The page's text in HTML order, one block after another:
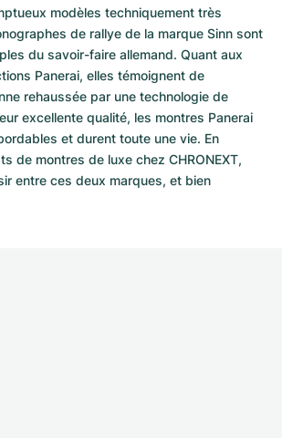
modèles techniquement très
de rallye de la marque Sinn sont
du savoir-faire allemand. Quant aux
Panerai, elles témoignent de
rehaussée par une technologie de
excellente qualité, les montres Panerai
et durent toute une vie. En
de montres de luxe chez CHRONEXT,
entre ces deux marques, et bien